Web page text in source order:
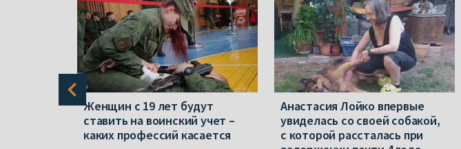
Женщин с 19 лет будут
ставить на воинский учет –
каких профессий касается
Анастасия Лойко впервые
увиделась со своей собакой,
с которой рассталась при